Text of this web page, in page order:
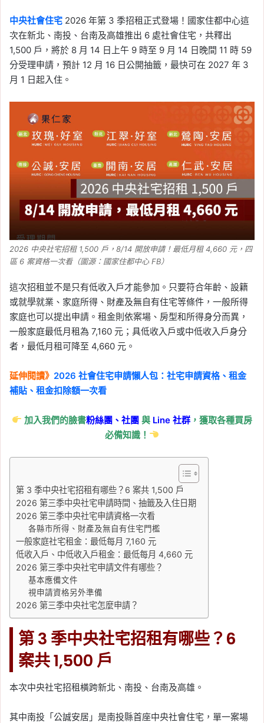
中央社會住宅 2026 年第 3 季招租正式登場！國家住都中心這
次在新北、南投、台南及高雄推出 6 處社會住宅，共釋出
1,500 戶，將於 8 月 14 日上午 9 時至 9 月 14 日晚間 11 時 59
分受理申請，預計 12 月 16 日公開抽籤，最快可在 2027 年 3
月 1 日起入住。
2026 中央社宅招租 1,500 戶，8/14 開放申請！最低月租 4,660 元，四
區 6 案資格一次看（圖源：國家住都中心 FB）
這次招租並不是只有低收入戶才能參加。只要符合年齡、設籍
或就學就業、家庭所得、財產及無自有住宅等條件，一般所得
家庭也可以提出申請。租金則依案場、房型和所得身分而異，
一般家庭最低月租為 7,160 元；具低收入戶或中低收入戶身分
者，最低月租可降至 4,660 元。
延伸閱讀》 2026 社會住宅申請懶人包：社宅申請資格、租金
補貼、租金扣除額一次看
加入我們的臉書粉絲團、社團與 Line社群 ，獲取各種買房
必備知識！
第 3 季中央社宅招租有哪些？6 案共 1,500 戶
2026 第三季中央社宅申請時間、抽籤及入住日期
2026 第三季中央社宅申請資格一次看
各縣市所得、財產及無自有住宅門檻
一般家庭社宅租金：最低每月 7,160 元
低收入戶、中低收入戶租金：最低每月 4,660 元
2026 第三季中央社宅申請文件有哪些？
基本應備文件
視申請資格另外準備
2026 第三季中央社宅怎麼申請？
第 3 季中央社宅招租有哪些？6
案共 1,500 戶
本次中央社宅招租橫跨新北、南投、台南及高雄。
其中南投「公誠安居」是南投縣首座中央社會住宅，單一案場